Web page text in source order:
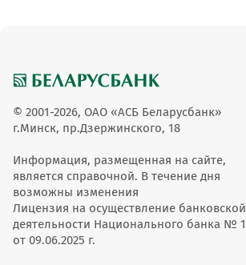
© 2001-2026, ОАО «АСБ Беларусбанк»
г.Минск, пр.Дзержинского, 18
Информация, размещенная на сайте,
является справочной. В течение дня
возможны изменения
Лицензия на осуществление банковской
деятельности Национального банка № 1
от 09.06.2025 г.